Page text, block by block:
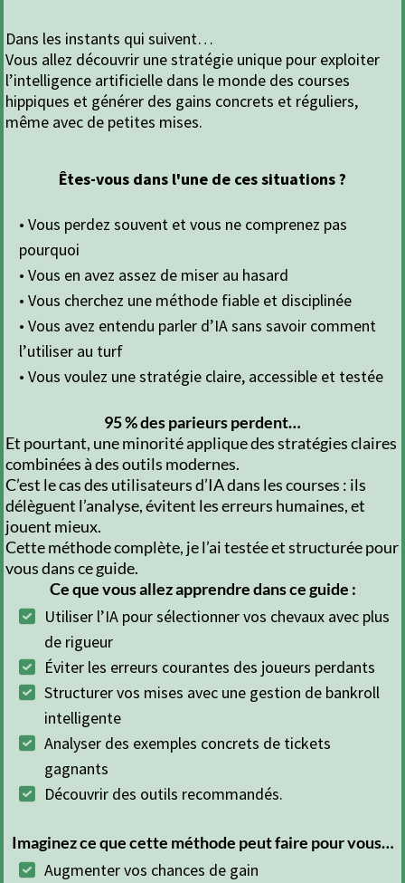
Dans les instants qui suivent…
Vous allez découvrir une stratégie unique pour exploiter
l’intelligence artificielle dans le monde des courses
hippiques et générer des gains concrets et réguliers,
même avec de petites mises.
Êtes-vous dans l'une de ces situations ?
• Vous perdez souvent et vous ne comprenez pas
pourquoi
• Vous en avez assez de miser au hasard
• Vous cherchez une méthode fiable et disciplinée
• Vous avez entendu parler d’IA sans savoir comment
l’utiliser au turf
• Vous voulez une stratégie claire, accessible et testée
95 % des parieurs perdent…
Et pourtant, une minorité applique des stratégies claires
combinées à des outils modernes.
C’est le cas des utilisateurs d’IA dans les courses : ils
délèguent l’analyse, évitent les erreurs humaines, et
jouent mieux.
Cette méthode complète, je l’ai testée et structurée pour
vous dans ce guide.
Ce que vous allez apprendre dans ce guide :
Utiliser l’IA pour sélectionner vos chevaux avec plus
de rigueur
Éviter les erreurs courantes des joueurs perdants
Structurer vos mises avec une gestion de bankroll
intelligente
Analyser des exemples concrets de tickets
gagnants
Découvrir des outils recommandés.
Imaginez ce que cette méthode peut faire pour vous…
Augmenter vos chances de gain